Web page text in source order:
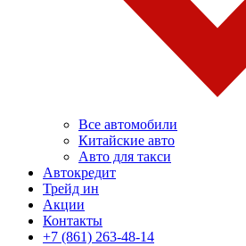
Все автомобили
Китайские авто
Авто для такси
Автокредит
Трейд ин
Акции
Контакты
+7 (861) 263-48-14